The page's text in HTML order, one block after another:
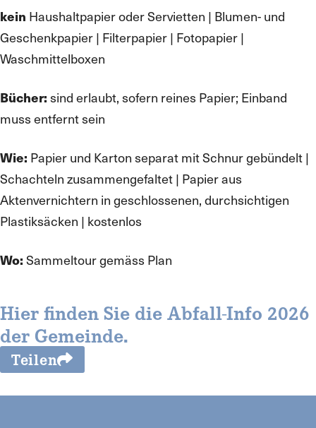
kein Haushaltpapier oder Servietten | Blumen- und
Geschenkpapier | Filterpapier | Fotopapier |
Waschmittelboxen
Bücher: sind erlaubt, sofern reines Papier; Einband
muss entfernt sein
Wie: Papier und Karton separat mit Schnur gebündelt |
Schachteln zusammengefaltet | Papier aus
Aktenvernichtern in geschlossenen, durchsichtigen
Plastiksäcken | kostenlos
Wo: Sammeltour gemäss Plan
Hier finden Sie die Abfall-Info 2026
der Gemeinde.
Teilen